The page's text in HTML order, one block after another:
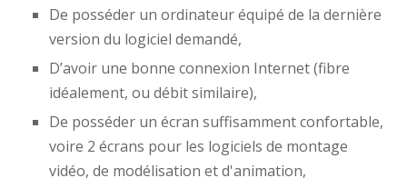
De posséder un ordinateur équipé de la dernière
version du logiciel demandé,
D’avoir une bonne connexion Internet (fibre
idéalement, ou débit similaire),
De posséder un écran suffisamment confortable,
voire 2 écrans pour les logiciels de montage
vidéo, de modélisation et d'animation,